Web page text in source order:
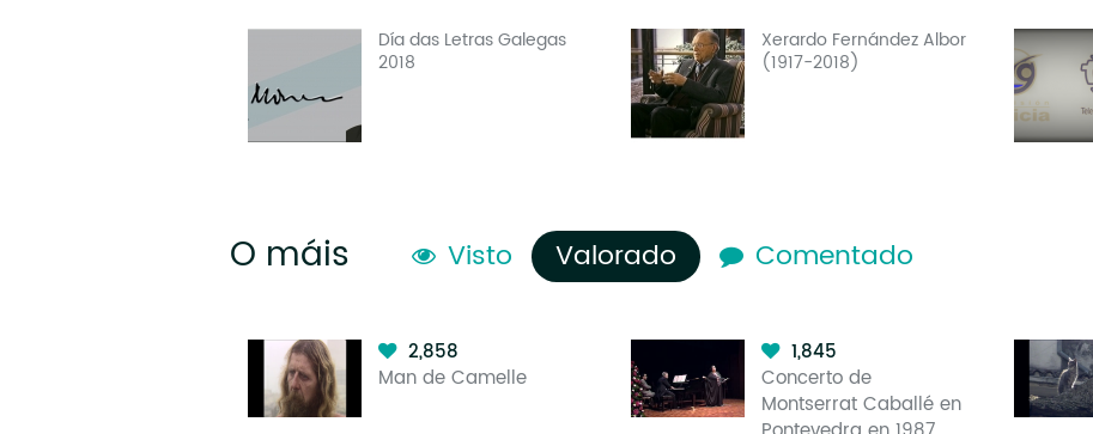
Día das Letras Galegas
2018
Xerardo Fernández Albor
(1917-2018)
O máis Visto Valorado (solapa activa)
Comentado
2,858
Man de Camelle
1,845
Concerto de
Montserrat Caballé en